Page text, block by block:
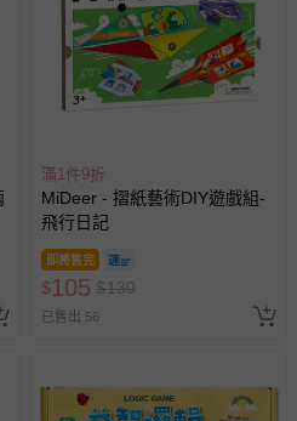
短或解約時即將逾期（例如生鮮
生日書、姓名貼等）。
書籍如經拆封、使用，則酌收整
品或電腦軟體（例如 DVD、CD
位內容或一經提供即為完成之線
同意始提供（例如線上課程、遊
尿布、貼身衣物、泳裝、襪子、地
滿1件9折
MiDeer - 摺紙藝術DIY遊戲組-
飛行日記
即將售完
$105 $130
已售出 56